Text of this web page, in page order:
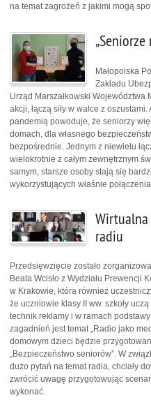
na temat zagrożeń z jakimi mogą
Małopolska
Zakładu
Urząd Marszałkowski Województwa
akcji, łączą siły w walce z
pandemią powoduje, że seniorzy
domach, dla własnego
bezpośrednie. Jednym z niewielu
wielokrotnie z całym zewnętrznym
samym, starsze osoby stają się
wykorzystujących właśnie
radiu
Przedsięwzięcie zostało
Beata Wcisło z Wydziału Prewencji
w Krakowie, która również
że uczniowie klasy II ww. szkoły
technik reklamy i w ramach
zagadnień jest temat „Radio jako
domowym dzieci będzie
„Bezpieczeństwo seniorów”. W
dużo pytań na temat radia, chciały
zwrócić uwagę przygotowując
wykonać.